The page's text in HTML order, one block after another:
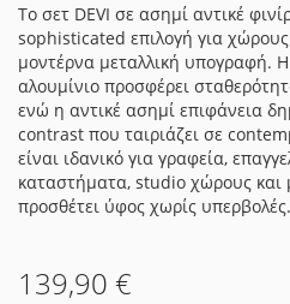
εικόνων
Το σετ DEVI σε ασημί αντικέ
sophisticated επιλογή για
μοντέρνα μεταλλική υπογραφή.
αλουμίνιο προσφέρει
ενώ η αντικέ ασημί επιφάνεια
contrast που ταιριάζει σε
είναι ιδανικό για γραφεία,
καταστήματα, studio χώρους και
προσθέτει ύφος χωρίς υπερβολές.
139,90 €